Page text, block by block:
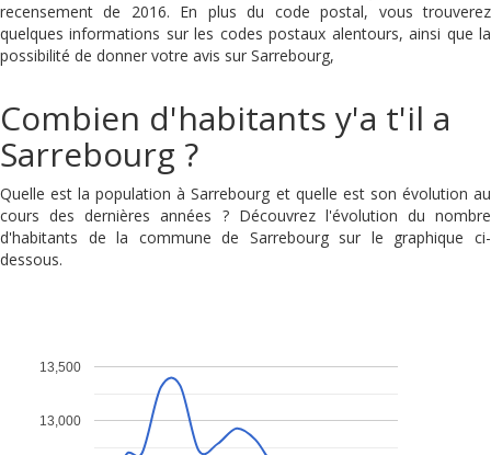
recensement de 2016. En plus du code postal, vous trouverez
quelques informations sur les codes postaux alentours, ainsi que la
possibilité de donner votre avis sur Sarrebourg,
Combien d'habitants y'a t'il a
Sarrebourg ?
Quelle est la population à Sarrebourg et quelle est son évolution au
cours des dernières années ? Découvrez l'évolution du nombre
d'habitants de la commune de Sarrebourg sur le graphique ci-
dessous.
13,000
13,500